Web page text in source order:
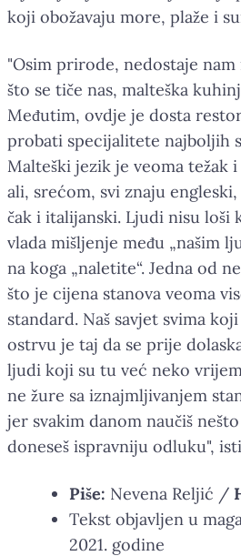
koji obožavaju more, plaže i
"Osim prirode, nedostaje
što se tiče nas, malteška
Međutim, ovdje je dosta
probati specijalitete najboljih
Malteški jezik je veoma težak
ali, srećom, svi znaju
čak i italijanski. Ljudi nisu loši
vlada mišljenje među „našim
na koga „naletite“. Jedna od
što je cijena stanova veoma
standard. Naš savjet svima
ostrvu je taj da se prije
ljudi koji su tu već neko
ne žure sa iznajmljivanjem
jer svakim danom naučiš
doneseš ispravniju odluku",
Piše: Nevena Reljić /
Tekst objavljen u
2021. godine